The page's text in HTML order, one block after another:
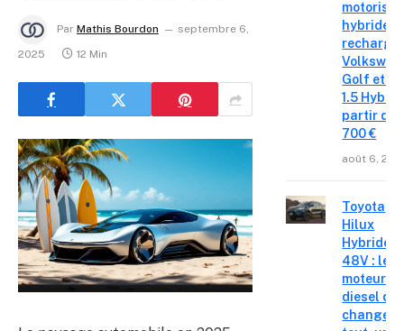
Par Mathis Bourdon
septembre 6,
2025
12 Min
hybrides
Golf et T-
1.5 Hybrid
partir de
700 €
août 6,
Toyota
Hilux
Hybride
48V : le
moteur
diesel qui
change